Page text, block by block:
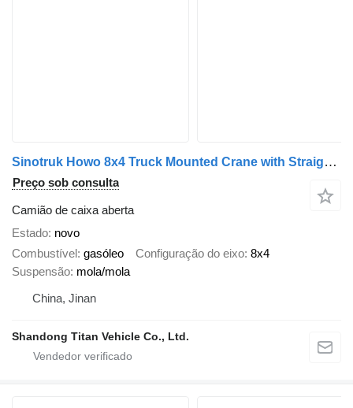
Sinotruk Howo 8x4 Truck Mounted Crane with Straight Arm
Preço sob consulta
Camião de caixa aberta
Estado novo
Combustível gasóleo Configuração do eixo 8x4
Suspensão mola/mola
China, Jinan
Shandong Titan Vehicle Co., Ltd.